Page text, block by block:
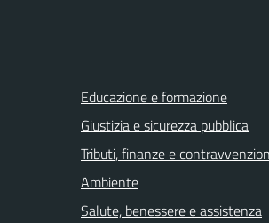
Educazione e formazione
Giustizia e sicurezza pubblica
Tributi, finanze e
Ambiente
Salute, benessere e assistenza